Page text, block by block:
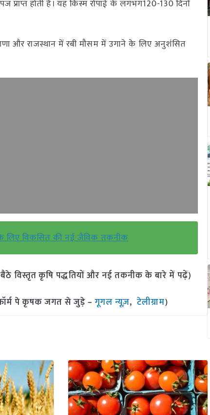
होती है। यह किस्म रोपाई के लगभग120-130 दिनों
और राजस्थान में रबी मौसम में उगाने के लिए अनुशंसित
लिए विकसित की नई जैविक तकनीक
विस्तृत कृषि पद्धतियों और नई तकनीक के बारे में पढ़ें)
पे कृषक जगत से जुड़े –गूगल न्यूज़,टेलीग्राम)